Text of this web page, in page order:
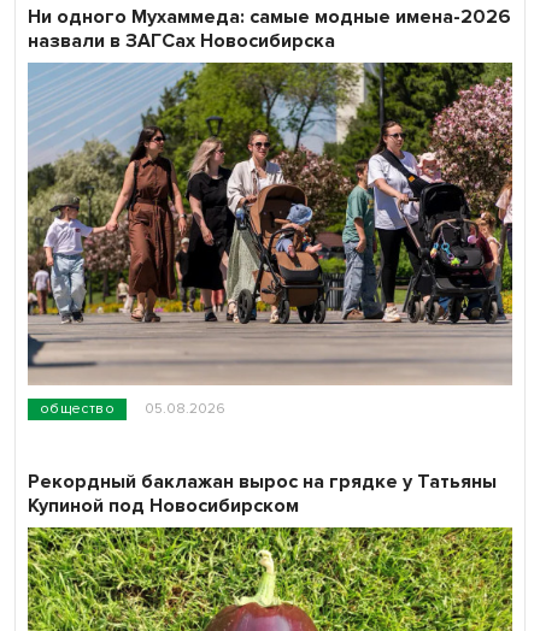
общество 05.08.2026
Ни одного Мухаммеда: самые модные имена-2026
назвали в ЗАГСах Новосибирска
Рекордный баклажан вырос на грядке у Татьяны
Купиной под Новосибирском